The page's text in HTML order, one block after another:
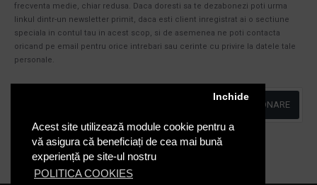
Acest site utilizează module cookie pentru a
vă asigura că beneficiați de cea mai bună
experiență pe site-ul nostru
POLITICA COOKIES
Inchide
frecventa medie, chiar redusa. Daca doresti sa te dezabonezi poti urma
linkul dintr-un newsletter primit, daca esti client inregistrat ai o sectiune
speciala in contul tau in acest scop, si de asemenea ne poti contacta
oricand pe email pentru orice intrebari sau cerinte cu privire la datele tale
personale.
ABONARE
Am citit şi sunt de acord cu Politica de Confidentialitate